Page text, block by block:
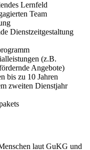
Lernfeld
Team
Dienstzeitgestaltung
(z.B.
Angebote)
bis zu 10 Jahren
zweiten Dienstjahr
laut GuKG und